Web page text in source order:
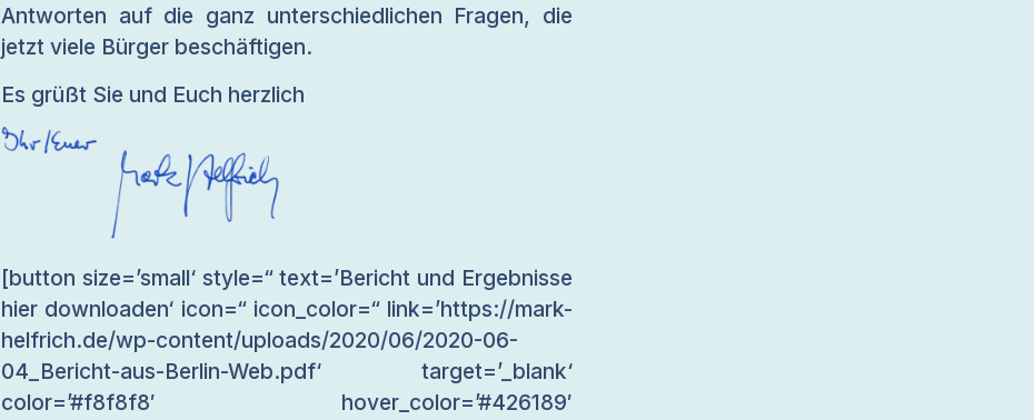
Antworten auf die ganz unterschiedlichen Fragen, die
jetzt viele Bürger beschäftigen.
Es grüßt Sie und Euch herzlich
[button size=’small‘ style=“ text=’Bericht und Ergebnisse
hier downloaden‘ icon=“ icon_color=“ link=’https://mark-
helfrich.de/wp-content/uploads/2020/06/2020-06-
04_Bericht-aus-Berlin-Web.pdf‘ target=’_blank‘
color=’#f8f8f8′ hover_color=’#426189′